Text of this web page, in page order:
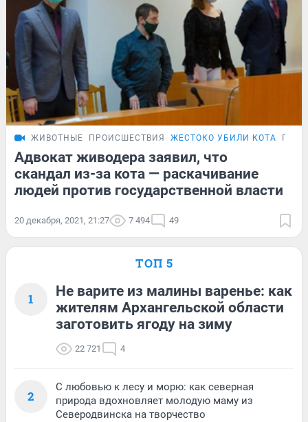
ЖИВОТНЫЕ ПРОИСШЕСТВИЯ ЖЕСТОКО УБИЛИ КОТА
Адвокат живодера заявил, что
скандал из-за кота — раскачивание
людей против государственной власти
20 декабря, 2021, 21:27 7 494 49
ТОП 5
1
Не варите из малины варенье: как
жителям Архангельской области
заготовить ягоду на зиму
22 721 4
2
С любовью к лесу и морю: как северная
природа вдохновляет молодую маму из
Северодвинска на творчество